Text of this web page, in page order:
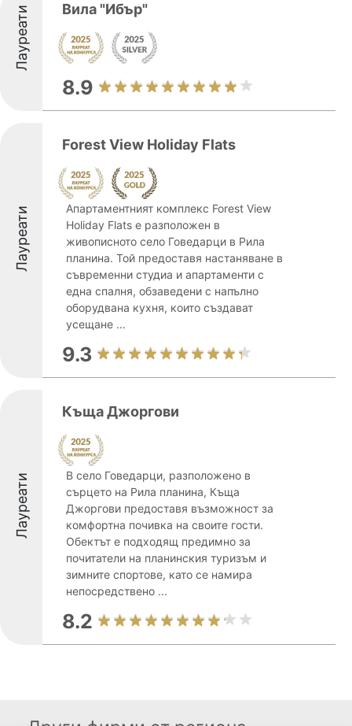
Лауреати Вила "Ибър"
8.9
Лауреати
Forest View Holiday Flats
Апартаментният комплекс Forest View
Holiday Flats е разположен в
живописното село Говедарци в Рила
планина. Той предоставя настаняване в
съвременни студиа и апартаменти с
една спалня, обзаведени с напълно
оборудвана кухня, които създават
усещане ...
9.3
Лауреати
Къща Джоргови
В село Говедарци, разположено в
сърцето на Рила планина, Къща
Джоргови предоставя възможност за
комфортна почивка на своите гости.
Обектът е подходящ предимно за
почитатели на планинския туризъм и
зимните спортове, като се намира
непосредствено ...
8.2